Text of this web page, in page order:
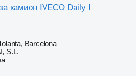
камион IVECO Daily I
Barcelona
S.L.